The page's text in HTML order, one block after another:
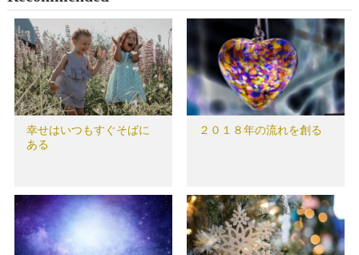
幸せはいつもすぐそばに
ある
２０１８年の流れを創る